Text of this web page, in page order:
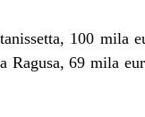
100 mila
69 mila